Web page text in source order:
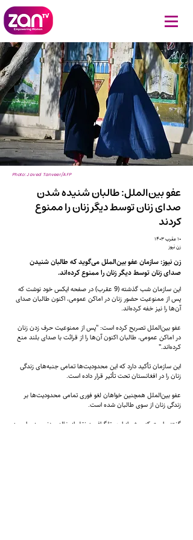
Photo: Javed Tanveer/AFP
عفو بین‌الملل: طالبان شنیده شدن
صدای زنان توسط دیگر زنان را ممنوع
کردند
۱۰ عقرب ۱۴۰۳
زن نیوز
زن نیوز: سازمان عفو بین‌الملل می‌گوید که طالبان شنیدن
صدای زنان توسط دیگر زنان را ممنوع کرده‌اند.
این سازمان شب گذشته (9 عقرب) در صفحه ایکس خود نوشت که
پس از ممنوعیت حضور زنان در اماکن‌ عمومی، اکنون طالبان صدای
آن‌ها را نیز خفه کرده‌اند.
عفو بین‌الملل تصریح کرده است: "پس از ممنوعیت حرف زدن زنان
در اماکن عمومی، طالبان اکنون آن‌ها را از قرائت با صدای بلند منع
کرده‌اند."
این سازمان تأکید دارد که این محدودیت‌ها تمامی جنبه‌های زندگی
زنان را در افغانستان تحت تأثیر قرار داده است.
عفو بین‌الملل همچنین خواهان لغو فوری تمامی محدودیت‌ها بر
زندگی زنان از سوی طالبان شده است.
گفتنی است که پیش از این، تلگراف به نقل از خالد حنفی، وزیر امر به